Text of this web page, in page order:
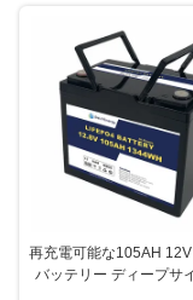
再充電可能な105AH
バッテリー ディープサ